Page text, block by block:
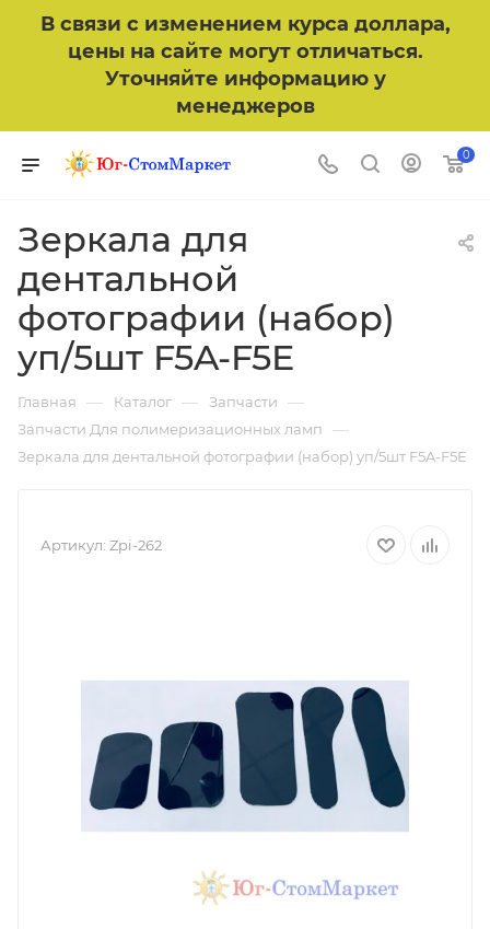
В связи с изменением курса доллара,
цены на сайте могут отличаться.
Уточняйте информацию у
менеджеров
0
Зеркала для
дентальной
фотографии (набор)
уп/5шт F5A-F5E
Главная — Каталог — Запчасти —
Запчасти Для полимеризационных ламп —
Зеркала для дентальной фотографии (набор) уп/5шт F5A-F5E
Артикул: Zpi-262